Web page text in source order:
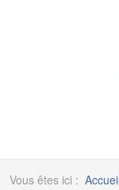
Vous êtes ici : Accueil